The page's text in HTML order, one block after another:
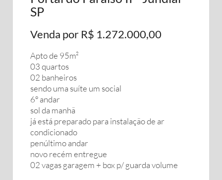
SP
Venda por R$ 1.272.000,00
Apto de 95m²
03 quartos
02 banheiros
sendo uma suíte um social
6º andar
sol da manhã
já está preparado para instalação de ar
condicionado
penúltimo andar
novo recém entregue
02 vagas garagem + box p/ guarda volume